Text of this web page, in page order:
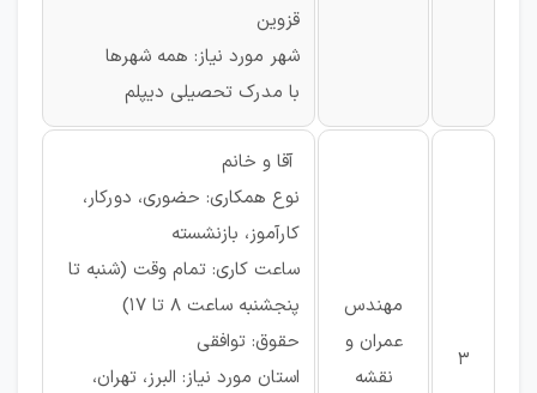
قزوین
شهر مورد نیاز: همه شهرها
با مدرک تحصیلی دیپلم
3
مهندس
عمران و
نقشه
آقا و خانم
نوع همکاری: حضوری، دورکار،
کارآموز، بازنشسته
ساعت کاری: تمام وقت (شنبه تا
پنجشنبه ساعت 8 تا 17)
حقوق: توافقی
استان مورد نیاز: البرز، تهران،